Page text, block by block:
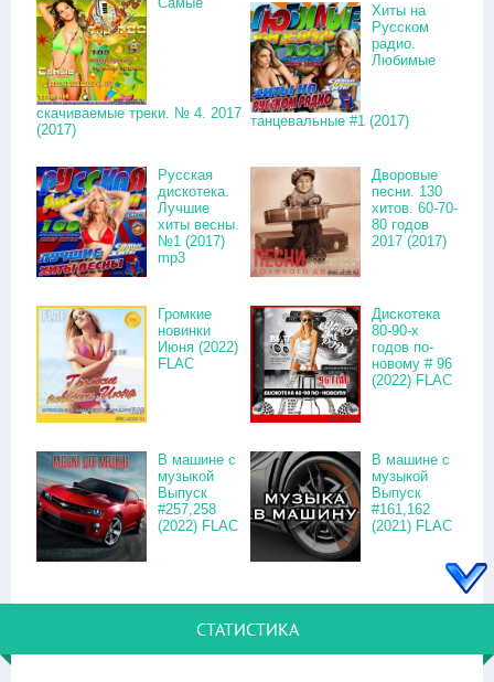
скачиваемые треки. № 4. 2017
(2017)
Хиты на
Русском
радио.
Любимые
танцевальные #1 (2017)
Русская
дискотека.
Лучшие
хиты весны.
№1 (2017)
mp3
Дворовые
песни. 130
хитов. 60-70-
80 годов
2017 (2017)
Громкие
новинки
Июня (2022)
FLAC
Дискотека
80-90-х
годов по-
новому # 96
(2022) FLAC
В машине с
музыкой
Выпуск
#257,258
(2022) FLAC
В машине с
музыкой
Выпуск
#161,162
(2021) FLAC
СТАТИСТИКА